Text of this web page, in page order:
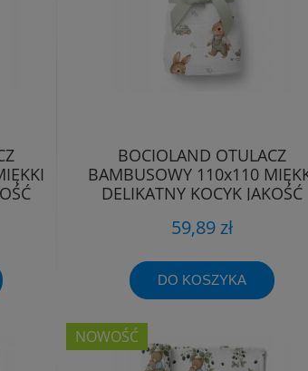
BOCIOLAND OTULACZ
BAMBUSOWY 110x110
DELIKATNY KOCYK JAKOŚĆ
59,89 zł
DO KOSZYKA
NOWOŚĆ